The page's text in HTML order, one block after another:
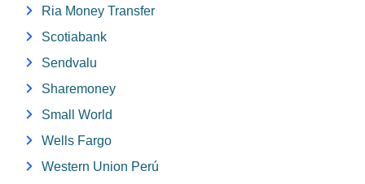
Ria Money Transfer
Scotiabank
Sendvalu
Sharemoney
Small World
Wells Fargo
Western Union Perú